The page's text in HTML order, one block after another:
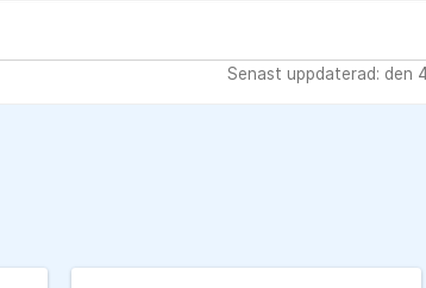
Senast uppdaterad: den